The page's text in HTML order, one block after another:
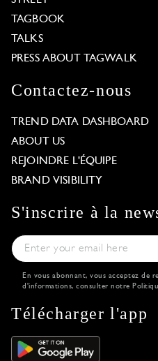
TAGBOOK
TALKS
PRESS ABOUT TAGWALK
Contactez-nous
TREND DATA DASHBOARD
ABOUT US
REJOINDRE L'ÉQUIPE
BRAND VISIBILITY
S'inscrire à la
En vous abonnant, vous acceptez de
d'informations, consulter notre
Télécharger l'app